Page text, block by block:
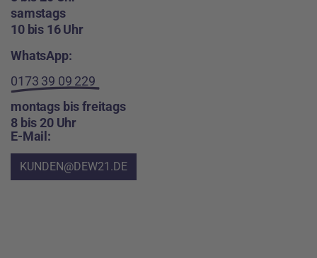
samstags
10 bis 16 Uhr
WhatsApp:
0173 39 09 229
montags bis freitags
8 bis 20 Uhr
E-Mail:
KUNDEN@DEW21.DE